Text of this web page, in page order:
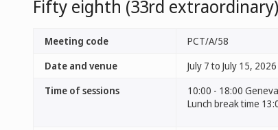
Fifty eighth (33rd
Meeting code
PCT/A/58
Date and venue
July 7 to July 15,
Time of sessions
10:00 - 18:00
Lunch break time